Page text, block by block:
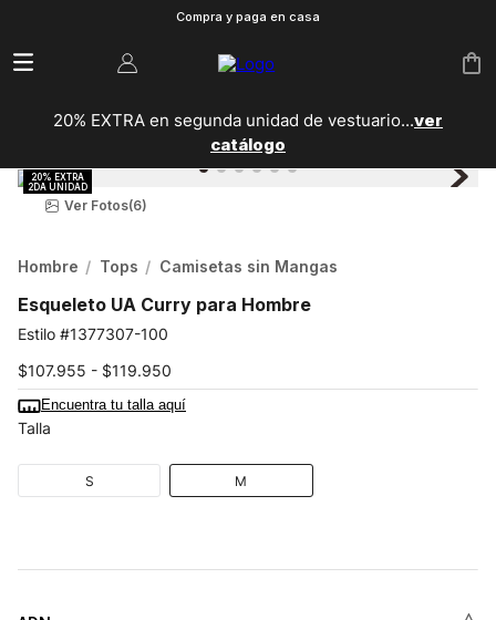
Compra y paga en casa
20% EXTRA en segunda unidad de vestuario...ver
catálogo
Ver Fotos(6)
Hombre Tops Camisetas sin Mangas
Esqueleto UA Curry para Hombre
1377307-100
$107.955 - $119.950
Encuentra tu talla aquí
Talla
S M